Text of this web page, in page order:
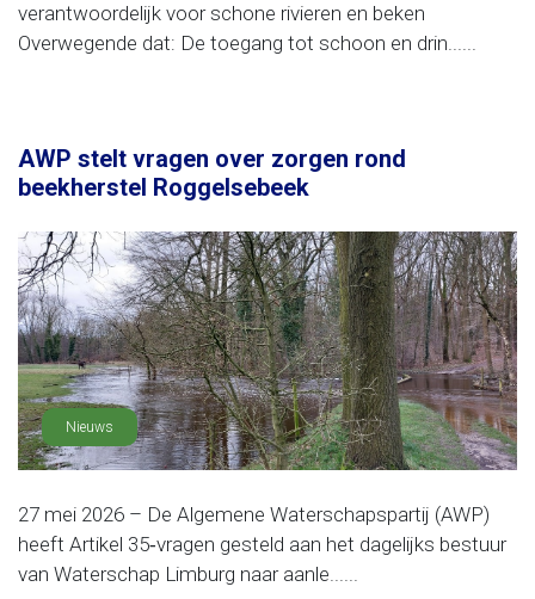
verantwoordelijk voor schone rivieren en beken
Overwegende dat: De toegang tot schoon en drin......
AWP stelt vragen over zorgen rond
beekherstel Roggelsebeek
Nieuws
27 mei 2026 – De Algemene Waterschapspartij (AWP)
heeft Artikel 35‑vragen gesteld aan het dagelijks bestuur
van Waterschap Limburg naar aanle......